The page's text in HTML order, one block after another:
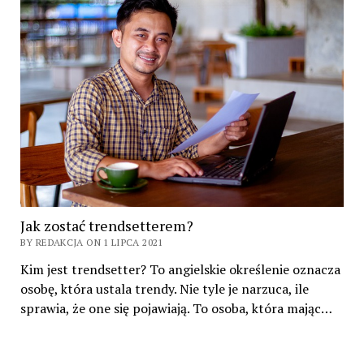
Jak zostać trendsetterem?
BY REDAKCJA ON 1 LIPCA 2021
Kim jest trendsetter? To angielskie określenie oznacza
osobę, która ustala trendy. Nie tyle je narzuca, ile
sprawia, że one się pojawiają. To osoba, która mając…